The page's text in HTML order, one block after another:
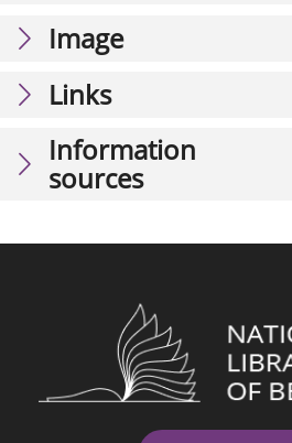
Image
Links
Information
sources